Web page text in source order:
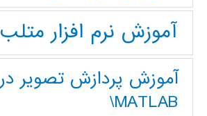
آموزش نرم افزار متلب
آموزش پردازش تصوير در
MATLAB\